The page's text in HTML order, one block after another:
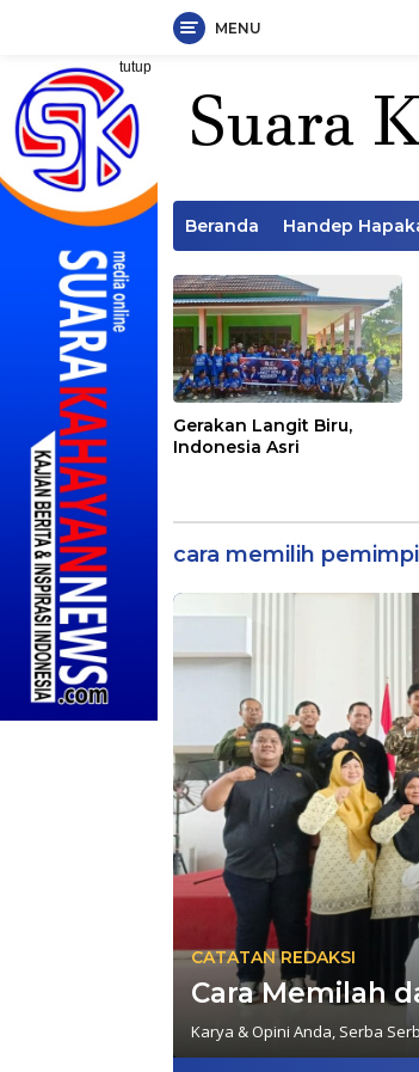
Langsung
konten
MENU
tutup
Beranda Handep
Gerakan Langit Biru,
Indonesia Asri
cara memilih
CATATAN REDAKSI
Cara Memilah
Karya & Opini Anda Serba